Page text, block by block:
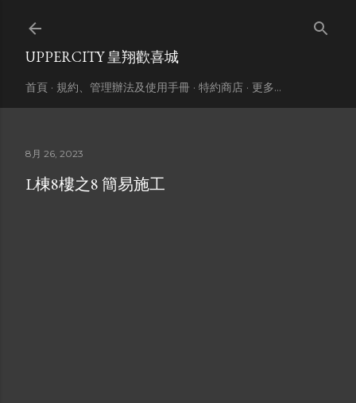
UPPERCITY 皇翔歡喜城
首頁 規約、管理辦法及使用手冊 特約商店 更多…
8月 26, 2023
L棟8樓之8 簡易施工